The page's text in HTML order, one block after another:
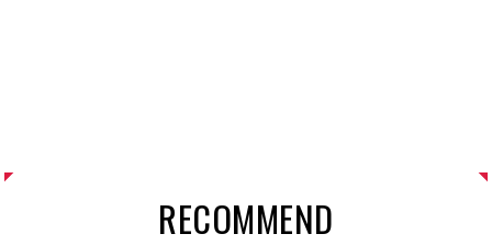
RECOMMEND